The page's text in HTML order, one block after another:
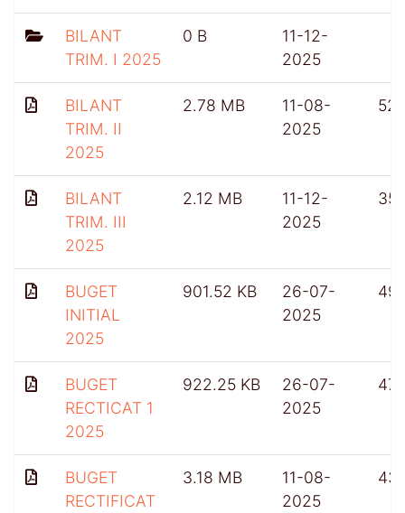
BILANT
TRIM. I 2025
0 B
11-12-
2025
BILANT
TRIM. II
2025
2.78 MB
11-08-
2025
BILANT
TRIM. III
2025
2.12 MB
11-12-
2025
BUGET
INITIAL
2025
901.52 KB
26-07-
2025
BUGET
RECTICAT 1
2025
922.25 KB
26-07-
2025
BUGET
RECTIFICAT
3.18 MB
11-08-
2025